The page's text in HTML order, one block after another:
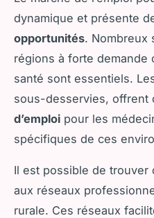
dynamique et présente
opportunités. Nombreux
régions à forte
santé sont essentiels.
sous-desservies, offrent
d’emploi pour les
spécifiques de ces
Il est possible de trouver
aux réseaux
rurale. Ces réseaux